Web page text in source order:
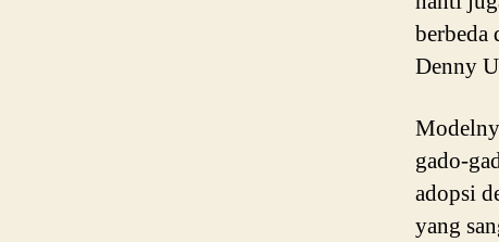
berbeda
Denny
gado-
adopsi
yang